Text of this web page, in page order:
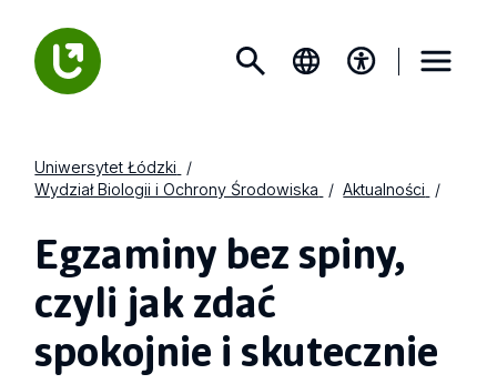
Uniwersytet Łódzki
Wydział Biologii i Ochrony Środowiska
Aktualności
Egzaminy bez spiny,
czyli jak zdać
spokojnie i skutecznie